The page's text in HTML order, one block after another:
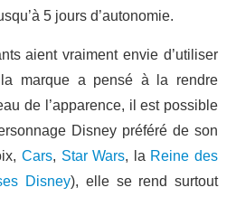
5 jours d’autonomie.
aient vraiment envie d’utiliser
marque a pensé à la rendre
de l’apparence, il est possible
Disney préféré de son
Cars, Star Wars, la Reine des
Disney), elle se rend surtout